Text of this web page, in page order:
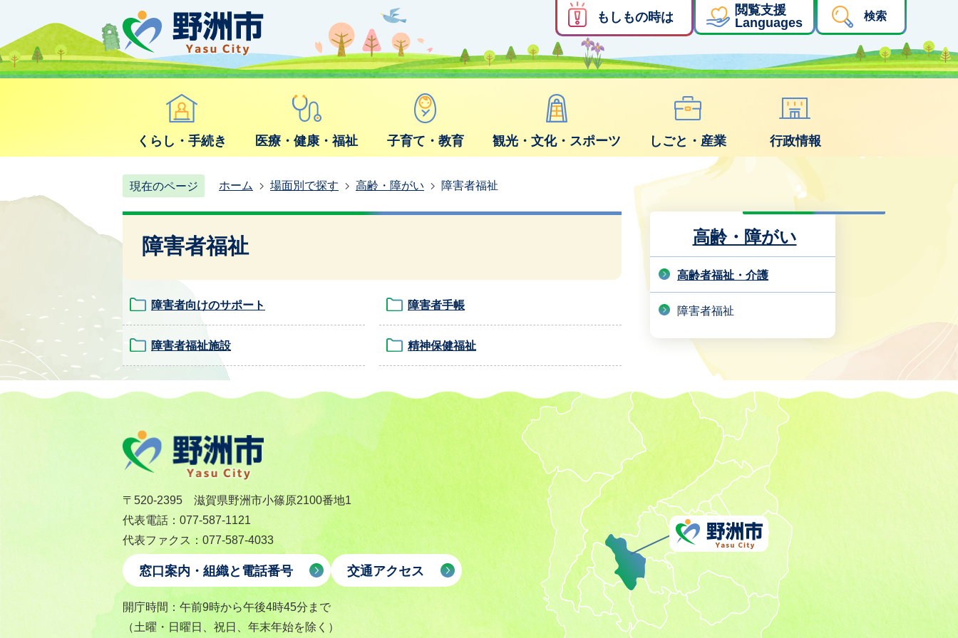
もしもの時は
閲覧支援
Languages
検索
くらし・手続き 医療・健康・福祉 子育て・教育 観光・文化・スポーツ しごと・産業 行政情報
現在のページ ホーム 場面別で探す 高齢・障がい 障害者福祉
障害者福祉
障害者向けのサポート 障害者手帳
障害者福祉施設 精神保健福祉
高齢・障がい
高齢者福祉・介護
障害者福祉
〒520-2395 滋賀県野洲市小篠原2100番地1
代表電話：077-587-1121
代表ファクス：077-587-4033
窓口案内・組織と電話番号 交通アクセス
開庁時間：午前9時から午後4時45分まで
（土曜・日曜日、祝日、年末年始を除く）